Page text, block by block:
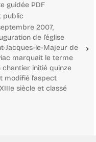
guidée PDF
public
2007,
de l’église
Jacques-le-Majeur de
marquait le terme
chantier initié quinze
modifié l’aspect
siècle et classé